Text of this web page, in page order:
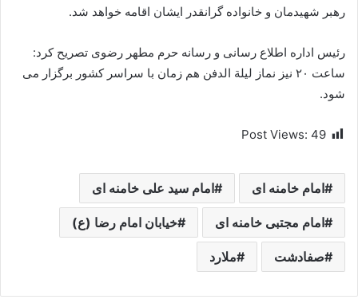
رهبر شهیدمان و خانواده گرانقدر ایشان اقامه خواهد شد.
رئیس اداره اطلاع‌ رسانی و رسانه حرم مطهر رضوی تصریح کرد:
ساعت ۲۰ نیز نماز لیلة‌ الدفن هم‌ زمان با سراسر کشور برگزار می‌
شود.
Post Views: 49
امام خامنه ای امام سید علی خامنه ای
امام مجتبی خامنه ای خیابان امام رضا (ع)
صفادشت ملارد